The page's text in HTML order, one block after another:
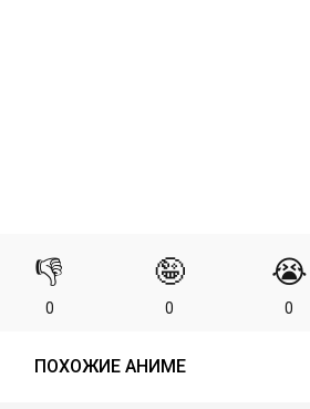
👎
0
🤪
0
😭
0
ПОХОЖИЕ АНИМЕ